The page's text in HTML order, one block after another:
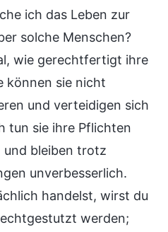
ich das Leben zur
solche Menschen?
wie gerechtfertigt ihre
können sie nicht
und verteidigen sich
tun sie ihre Pflichten
bleiben trotz
unverbesserlich.
handelst, wirst du
werden;